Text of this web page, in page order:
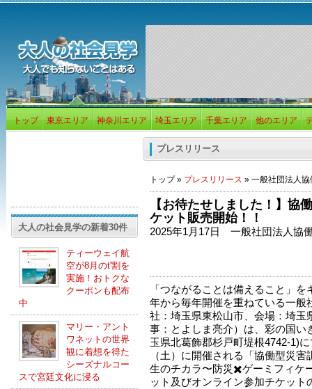
トップ 東京エリア 神奈川エリア 埼玉エリア 千葉エリア 他のエリア
大人の社会見学の新着30件
ティーウェイ航
空が8月のt'割を
実施！おトクな
クーポンも配布
中
マリー・アント
ワネットの世界
観に着想を得た
シーズナルコー
スで宮廷文化に浸る
プレスリリース
トップ » プレスリリース » 一般社団法人
【お待たせしました！】協
ケット販売開始！！
2025年1月17日 一般社団法人協
「つながることは備えること」
年から毎年開催を重ねている一般
社：埼玉県東松山市、会場：埼玉
事：とよしま亮介）は、彩の国い
玉県北葛飾郡杉戸町堤根4742-1)
（土）に開催される「協働型災
生のチカラ〜防災✖️ゲーミフィケ
ット及びオンライン参加チケット